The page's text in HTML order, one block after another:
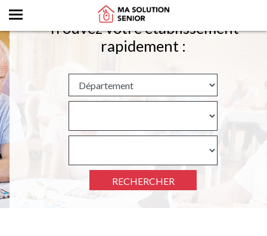
Trouvez votre établissement
rapidement :
RECHERCHER